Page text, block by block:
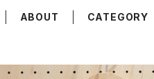
ABOUT CATEGORY